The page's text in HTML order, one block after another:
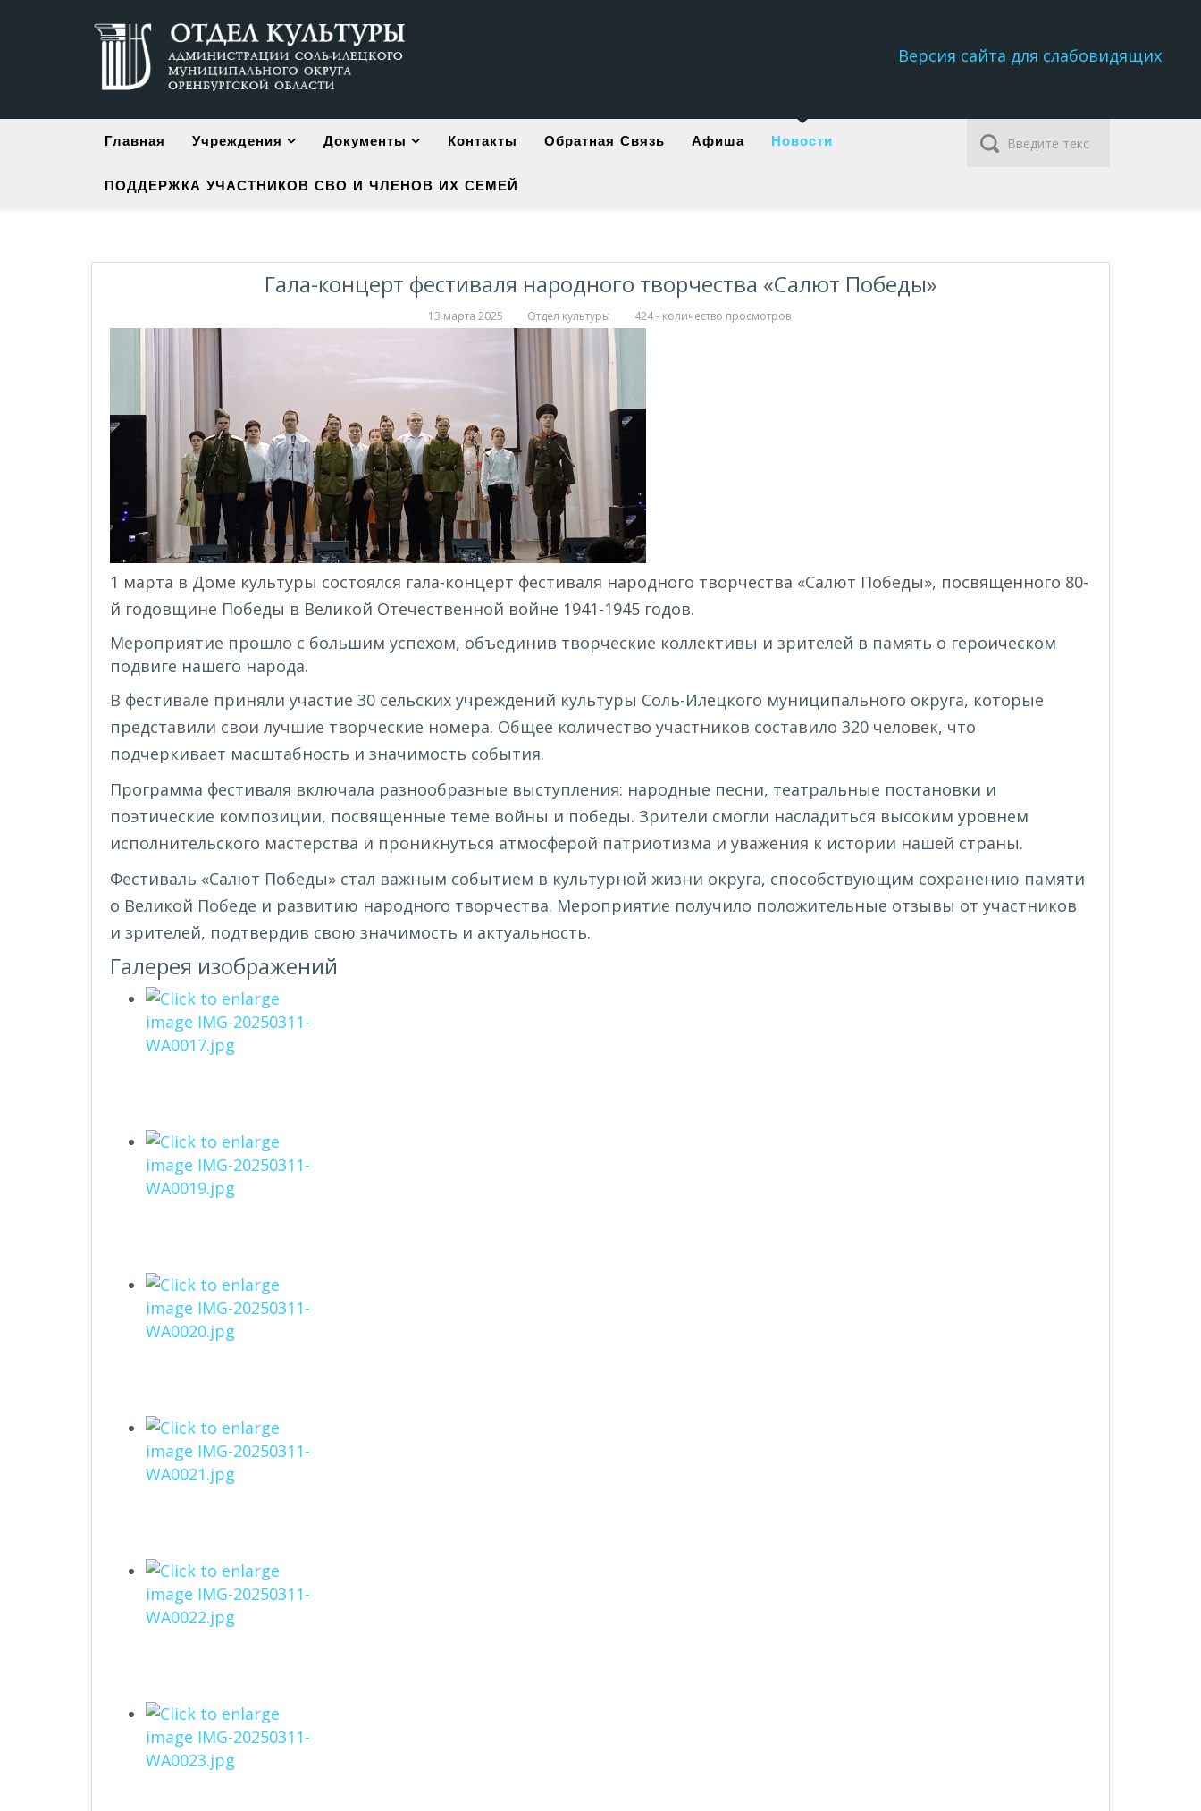
Версия сайта для слабовидящих
Главная Учреждения Документы Контакты Обратная Связь Афиша Новости
ПОДДЕРЖКА УЧАСТНИКОВ СВО И ЧЛЕНОВ ИХ СЕМЕЙ
Гала-концерт фестиваля народного творчества «Салют Победы»
13 марта 2025 Отдел культуры 424 - количество просмотров
1 марта в Доме культуры состоялся гала-концерт фестиваля народного творчества «Салют Победы», посвященного 80-
й годовщине Победы в Великой Отечественной войне 1941-1945 годов.
Мероприятие прошло с большим успехом, объединив творческие коллективы и зрителей в память о героическом
подвиге нашего народа.
В фестивале приняли участие 30 сельских учреждений культуры Соль-Илецкого муниципального округа, которые
представили свои лучшие творческие номера. Общее количество участников составило 320 человек, что
подчеркивает масштабность и значимость события.
Программа фестиваля включала разнообразные выступления: народные песни, театральные постановки и
поэтические композиции, посвященные теме войны и победы. Зрители смогли насладиться высоким уровнем
исполнительского мастерства и проникнуться атмосферой патриотизма и уважения к истории нашей страны.
Фестиваль «Салют Победы» стал важным событием в культурной жизни округа, способствующим сохранению памяти
о Великой Победе и развитию народного творчества. Мероприятие получило положительные отзывы от участников
и зрителей, подтвердив свою значимость и актуальность.
Галерея изображений